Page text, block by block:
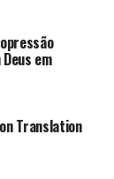
em
Translation